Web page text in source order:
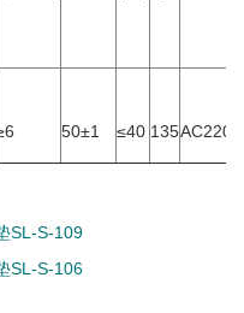
50±1 ≤40 135
SL-S-109
SL-S-106